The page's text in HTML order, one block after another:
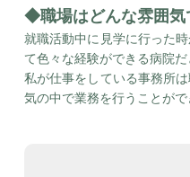
◆職場はどんな雰囲気
就職活動中に見学に行った
て色々な経験ができる病院だ
私が仕事をしている事務所
気の中で業務を行うことがで